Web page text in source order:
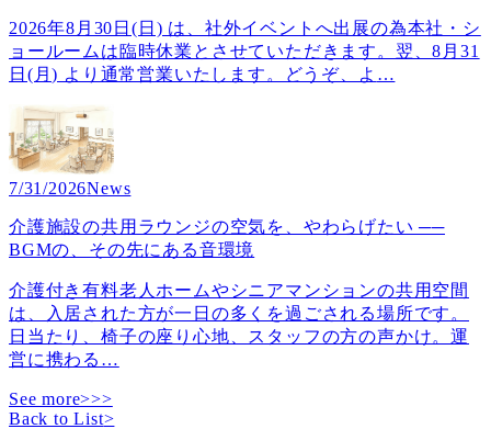
2026年8月30日(日) は、社外イベントへ出展の為本社・シ
ョールームは臨時休業とさせていただきます。翌、8月31
日(月) より通常営業いたします。どうぞ、よ …
7/31/2026News
介護施設の共用ラウンジの空気を、やわらげたい ──
BGMの、その先にある音環境
介護付き有料老人ホームやシニアマンションの共用空間
は、入居された方が一日の多くを過ごされる場所です。
日当たり、椅子の座り心地、スタッフの方の声かけ。運
営に携わる …
See more>>>
Back to List>